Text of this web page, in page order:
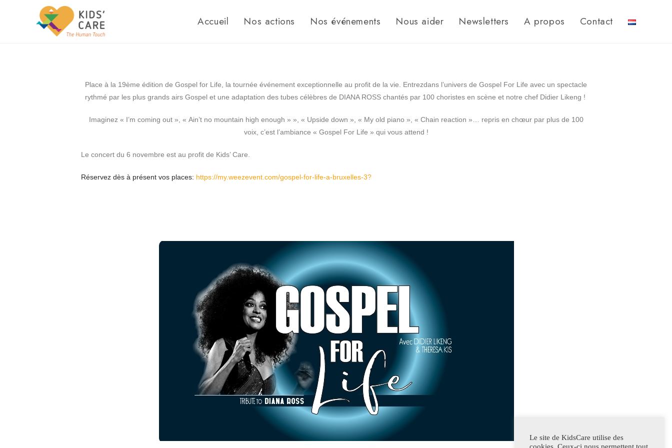
Accueil Nos actions Nos événements Nous aider Newsletters A propos Contact
Place à la 19ème édition de Gospel for Life, la tournée événement exceptionnelle au profit de la vie. Entrezdans l’univers de Gospel For Life avec un spectacle
rythmé par les plus grands airs Gospel et une adaptation des tubes célèbres de DIANA ROSS chantés par 100 choristes en scène et notre chef Didier Likeng !
Imaginez « I’m coming out », « Ain’t no mountain high enough » », « Upside down », « My old piano », « Chain reaction »… repris en chœur par plus de 100
voix, c’est l’ambiance « Gospel For Life » qui vous attend !
Le concert du 6 novembre est au profit de Kids’ Care.
Réservez dès à présent vos places: https://my.weezevent.com/gospel-for-life-a-bruxelles-3?
Le site de KidsCare utilise des